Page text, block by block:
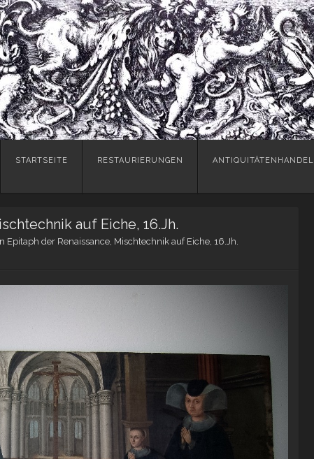
Skip
STARTSEITE RESTAURIERUNGEN ANTIQUITÄTENHANDEL
auf Eiche, 16.Jh.
Epitaph der Renaissance, Mischtechnik auf Eiche, 16.Jh.